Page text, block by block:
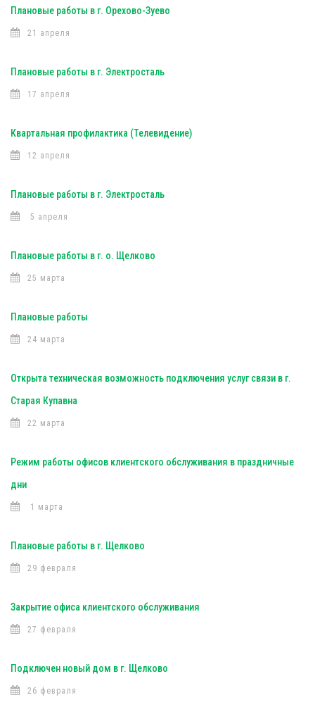
Плановые работы в г. Орехово-Зуево
21 апреля
Плановые работы в г. Электросталь
17 апреля
Квартальная профилактика (Телевидение)
12 апреля
Плановые работы в г. Электросталь
5 апреля
Плановые работы в г. о. Щелково
25 марта
Плановые работы
24 марта
Открыта техническая возможность подключения услуг связи в г.
Старая Купавна
22 марта
Режим работы офисов клиентского обслуживания в праздничные
дни
1 марта
Плановые работы в г. Щелково
29 февраля
Закрытие офиса клиентского обслуживания
27 февраля
Подключен новый дом в г. Щелково
26 февраля